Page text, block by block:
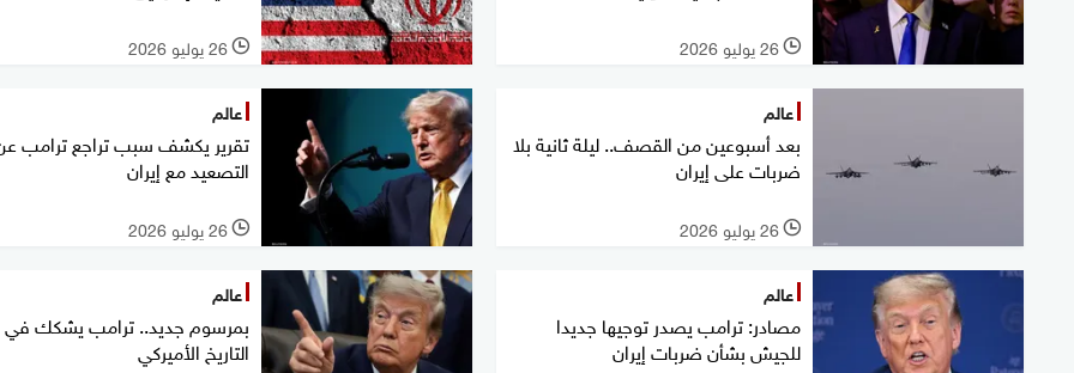
l 26 يوليو 2026 l 26 يوليو 2026
عالم
بعد أسبوعين من القصف.. ليلة ثانية بلا
ضربات على إيران
l 26 يوليو 2026
عالم
تقرير يكشف سبب تراجع ترامب
التصعيد مع إيران
l 26 يوليو 2026
عالم
مصادر: ترامب يصدر توجيها جديدا
للجيش بشأن ضربات إيران
عالم
بمرسوم جديد.. ترامب يشكك في
التاريخ الأميركي